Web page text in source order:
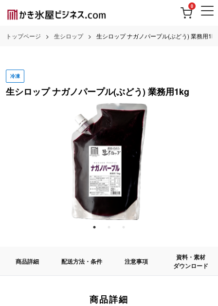
0
トップページ 生シロップ 生シロップ ナガノパープル(ぶどう) 業務用1kg
冷凍
生シロップ ナガノパープル(ぶどう) 業務用1kg
商品詳細 配送方法・条件 注意事項
資料・素材
ダウンロード
商品詳細